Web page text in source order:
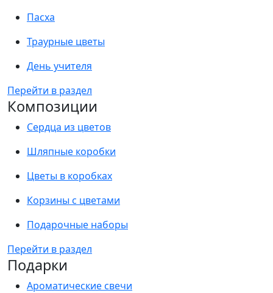
Пасха
Траурные цветы
День учителя
Перейти в раздел
Композиции
Сердца из цветов
Шляпные коробки
Цветы в коробках
Корзины с цветами
Подарочные наборы
Перейти в раздел
Подарки
Ароматические свечи